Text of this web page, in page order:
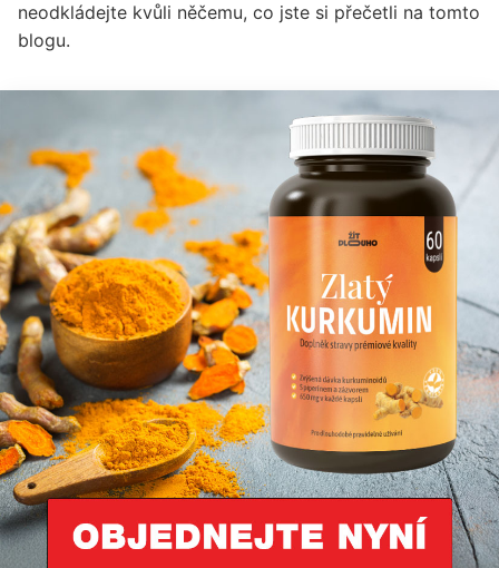
neodkládejte kvůli něčemu, co jste si přečetli na tomto
blogu.